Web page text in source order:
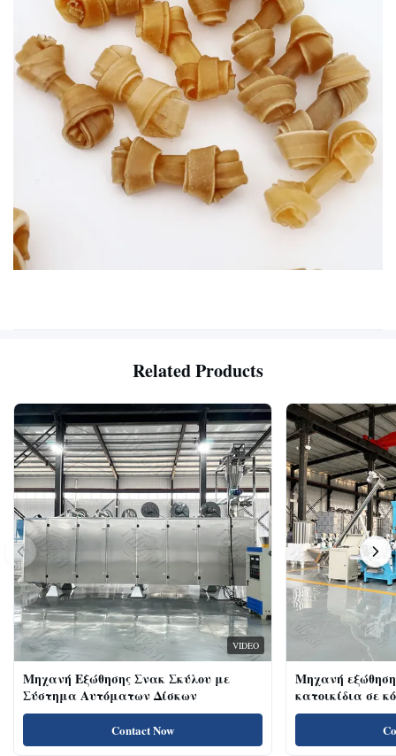
Related Products
VIDEO
Μηχανή Εξώθησης Σνακ Σκύλου με
Σύστημα Αυτόματων Δίσκων
Contact Now
Μηχανή
κατοικίδια σε
κοτόπουλου
για γάτες με
πρωτεΐνη,